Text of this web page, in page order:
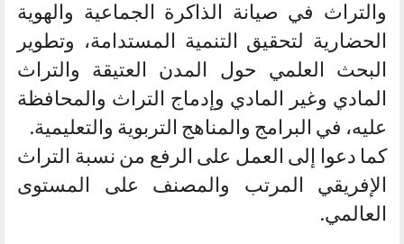
والتراث في صيانة الذاكرة الجماعية والهوية
الحضارية لتحقيق التنمية المستدامة، وتطوير
البحث العلمي حول المدن العتيقة والتراث
المادي وغير المادي وإدماج التراث والمحافظة
عليه، في البرامج والمناهج التربوية والتعليمية.
كما دعوا إلى العمل على الرفع من نسبة التراث
الإفريقي المرتب والمصنف على المستوى
العالمي.